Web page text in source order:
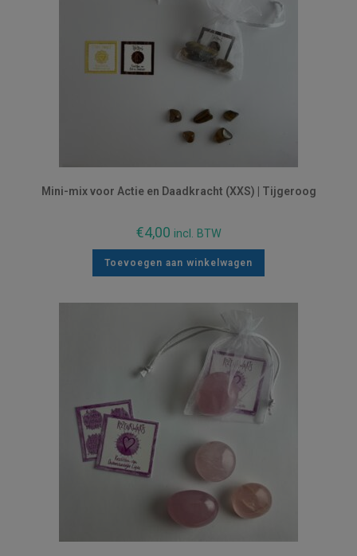
Mini-mix voor Actie en Daadkracht (XXS) | Tijgeroog
€4,00 incl. BTW
Toevoegen aan winkelwagen